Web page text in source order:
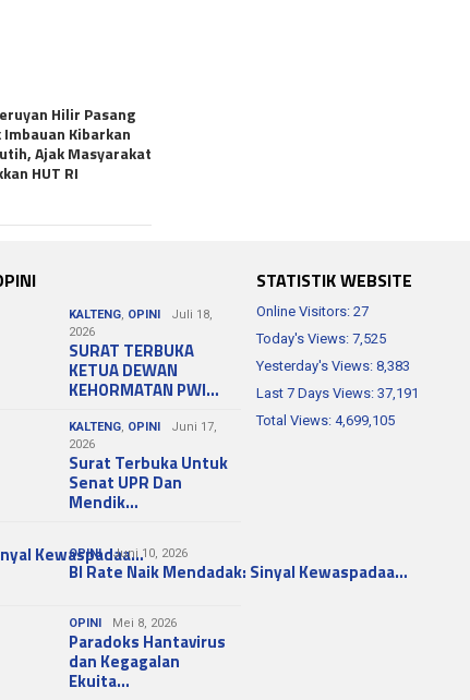
Hilir Pasang
Imbauan Kibarkan
Ajak Masyarakat
HUT RI
Kewaspadaa…
KALTENG, OPINI
Juli 18,
2026
SURAT TERBUKA
KETUA DEWAN
KEHORMATAN PWI…
KALTENG, OPINI
Juni 17,
2026
Surat Terbuka Untuk
Senat UPR Dan
Mendik…
OPINI Juni 10, 2026
BI Rate Naik Mendadak: Sinyal Kewaspadaa…
OPINI Mei 8, 2026
Paradoks Hantavirus
dan Kegagalan
Ekuita…
STATISTIK WEBSITE
Online Visitors: 27
Today's Views: 7,525
Yesterday's Views: 8,383
Last 7 Days Views: 37,191
Total Views: 4,699,105